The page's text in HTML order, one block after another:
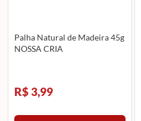
Palha Natural de Madeira 45g
NOSSA CRIA
R$ 3,99